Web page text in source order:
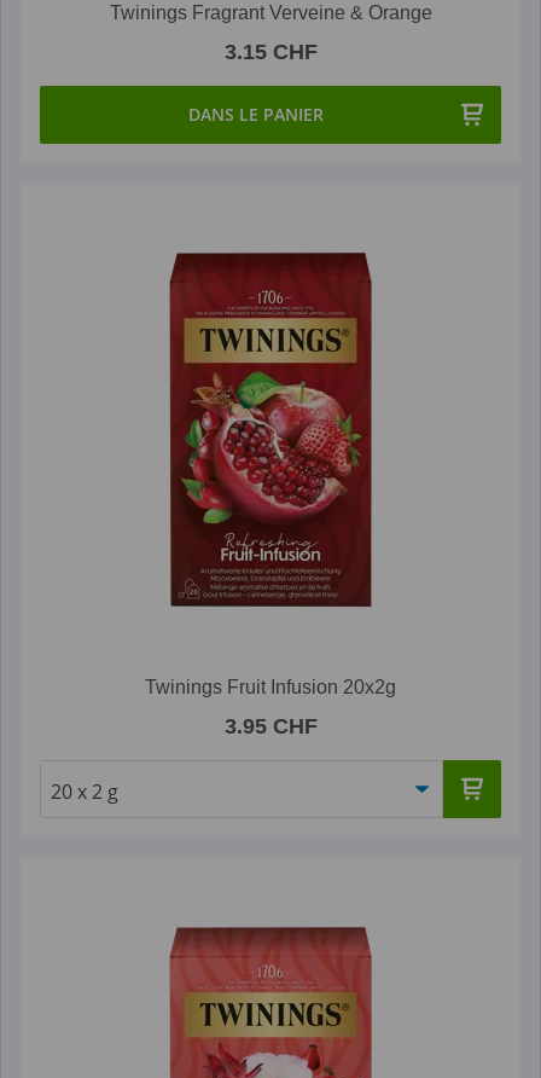
Twinings Fragrant Verveine & Orange
3.15 CHF
DANS LE PANIER
Twinings Fruit Infusion 20x2g
3.95 CHF